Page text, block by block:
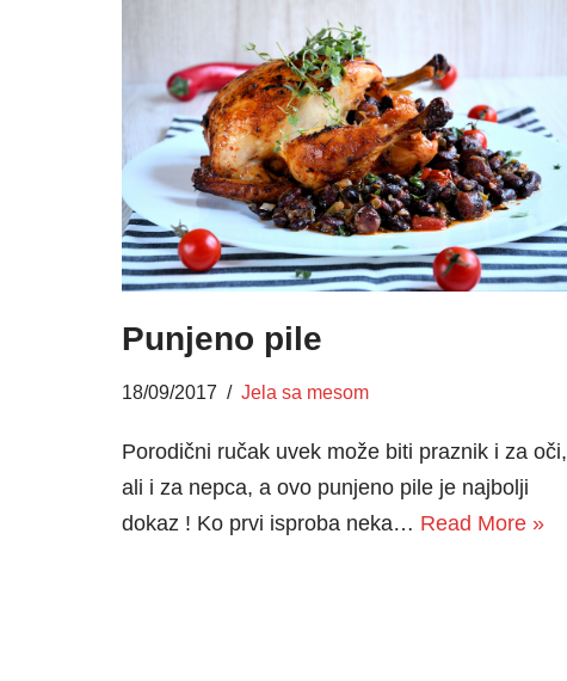
Punjeno pile
18/09/2017 Jela sa mesom
Porodični ručak uvek može biti praznik i za oči,
ali i za nepca, a ovo punjeno pile je najbolji
dokaz ! Ko prvi isproba neka… Read More »